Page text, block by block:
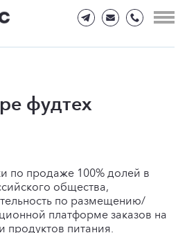
фудтех
по продаже 100% долей в
общества,
по размещению/
платформе заказов на
продуктов питания.